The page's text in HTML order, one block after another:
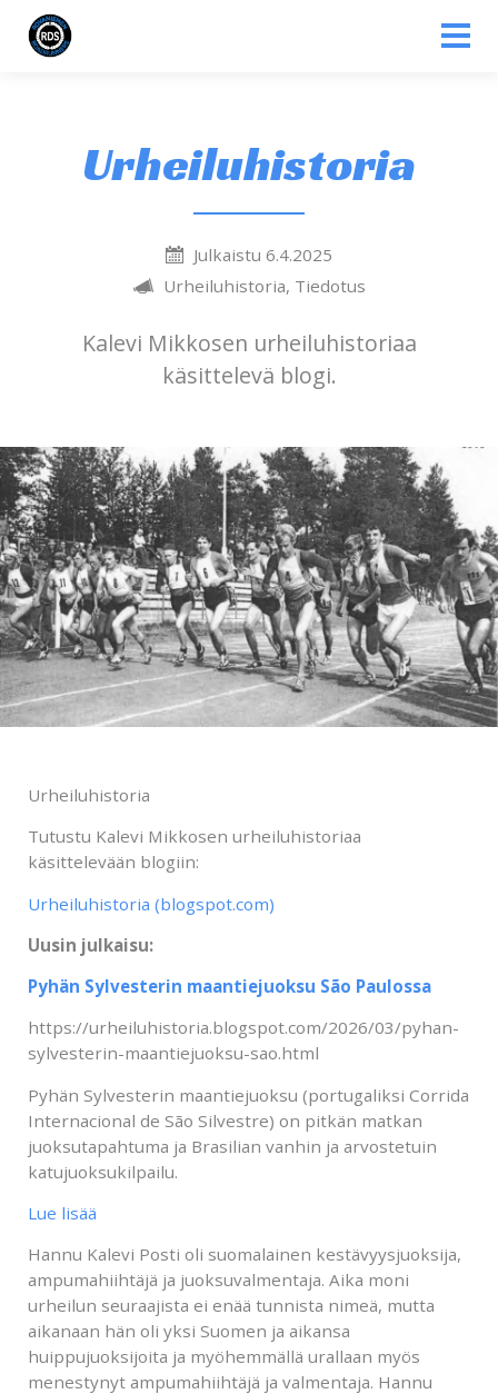
Siirry sisältöön
Urheiluhistoria
Julkaistu 6.4.2025
Urheiluhistoria, Tiedotus
Kalevi Mikkosen urheiluhistoriaa
käsittelevä blogi.
Urheiluhistoria
Tutustu Kalevi Mikkosen urheiluhistoriaa
käsittelevään blogiin:
Urheiluhistoria (blogspot.com)
Uusin julkaisu:
Pyhän Sylvesterin maantiejuoksu São Paulossa
https://urheiluhistoria.blogspot.com/2026/03/pyhan-
sylvesterin-maantiejuoksu-sao.html
Pyhän Sylvesterin maantiejuoksu (portugaliksi Corrida
Internacional de São Silvestre) on pitkän matkan
juoksutapahtuma ja Brasilian vanhin ja arvostetuin
katujuoksukilpailu.
Lue lisää
Hannu Kalevi Posti oli suomalainen kestävyysjuoksija,
ampumahiihtäjä ja juoksuvalmentaja. Aika moni
urheilun seuraajista ei enää tunnista nimeä, mutta
aikanaan hän oli yksi Suomen ja aikansa
huippujuoksijoita ja myöhemmällä urallaan myös
menestynyt ampumahiihtäjä ja valmentaja. Hannu